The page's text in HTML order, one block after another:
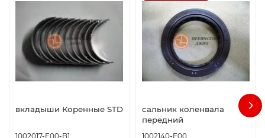
вкладыши Коренные STD
1002017-E00-B1
сальник коленвала
передний
1002140-E00